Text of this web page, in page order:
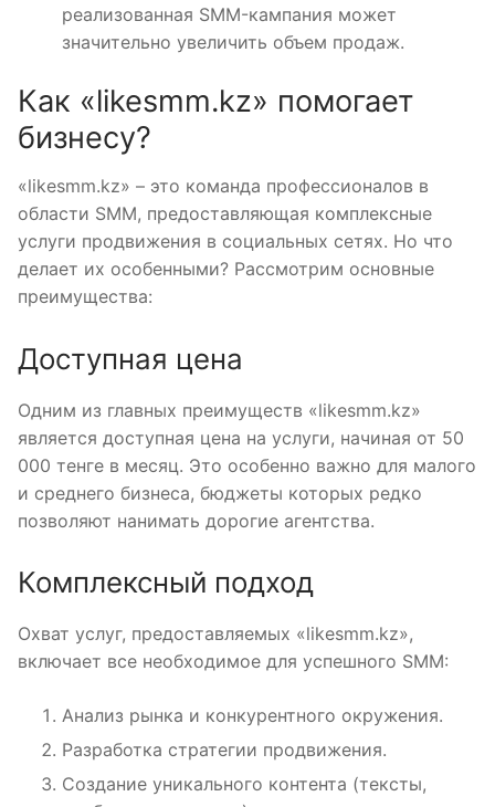
реализованная SMM-кампания может
значительно увеличить объем продаж.
Как «likesmm.kz» помогает
бизнесу?
«likesmm.kz» – это команда профессионалов в
области SMM, предоставляющая комплексные
услуги продвижения в социальных сетях. Но что
делает их особенными? Рассмотрим основные
преимущества:
Доступная цена
Одним из главных преимуществ «likesmm.kz»
является доступная цена на услуги, начиная от 50
000 тенге в месяц. Это особенно важно для малого
и среднего бизнеса, бюджеты которых редко
позволяют нанимать дорогие агентства.
Комплексный подход
Охват услуг, предоставляемых «likesmm.kz»,
включает все необходимое для успешного SMM:
Анализ рынка и конкурентного окружения.
Разработка стратегии продвижения.
Создание уникального контента (тексты,